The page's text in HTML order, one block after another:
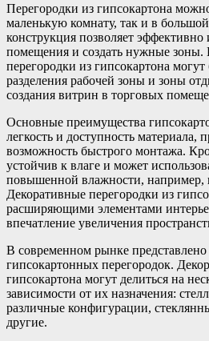
Перегородки из гипсокартона
маленькую комнату, так и в
конструкция позволяет эффективно
помещения и создать нужные зоны.
перегородки из гипсокартона
разделения рабочей зоны и зоны
создания витрин в торговых
Основные преимущества
легкость и доступность материала,
возможность быстрого монтажа.
устойчив к влаге и может
повышенной влажности, например,
Декоративные перегородки из
расширяющими элементами
впечатление увеличения
В современном рынке
гипсокартонных перегородок.
гипсокартона могут делиться на
зависимости от их назначения:
различные конфигурации,
другие.